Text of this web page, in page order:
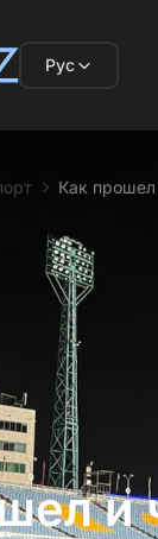
Рус
Как
и